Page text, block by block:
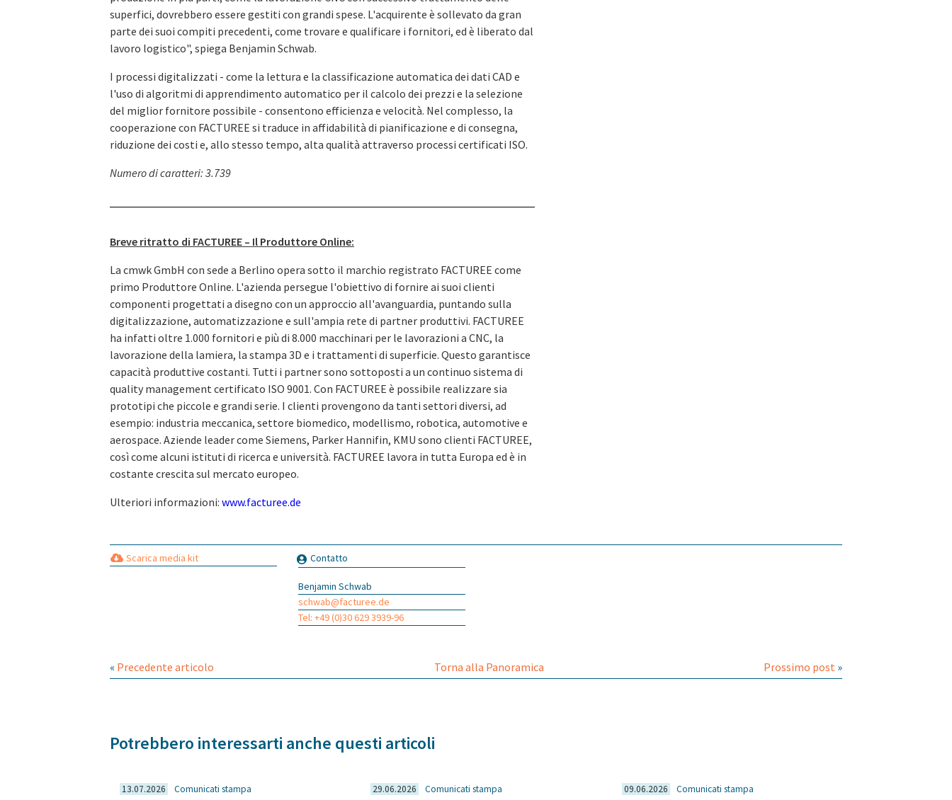
superfici, dovrebbero essere gestiti con grandi spese. L'acquirente è sollevato da gran
parte dei suoi compiti precedenti, come trovare e qualificare i fornitori, ed è liberato dal
lavoro logistico", spiega Benjamin Schwab.
I processi digitalizzati - come la lettura e la classificazione automatica dei dati CAD e
l'uso di algoritmi di apprendimento automatico per il calcolo dei prezzi e la selezione
del miglior fornitore possibile - consentono efficienza e velocità. Nel complesso, la
cooperazione con FACTUREE si traduce in affidabilità di pianificazione e di consegna,
riduzione dei costi e, allo stesso tempo, alta qualità attraverso processi certificati ISO.
Numero di caratteri: 3.739
Breve ritratto di FACTUREE – Il Produttore Online:
La cmwk GmbH con sede a Berlino opera sotto il marchio registrato FACTUREE come
primo Produttore Online. L'azienda persegue l'obiettivo di fornire ai suoi clienti
componenti progettati a disegno con un approccio all'avanguardia, puntando sulla
digitalizzazione, automatizzazione e sull'ampia rete di partner produttivi. FACTUREE
ha infatti oltre 1.000 fornitori e più di 8.000 macchinari per le lavorazioni a CNC, la
lavorazione della lamiera, la stampa 3D e i trattamenti di superficie. Questo garantisce
capacità produttive costanti. Tutti i partner sono sottoposti a un continuo sistema di
quality management certificato ISO 9001. Con FACTUREE è possibile realizzare sia
prototipi che piccole e grandi serie. I clienti provengono da tanti settori diversi, ad
esempio: industria meccanica, settore biomedico, modellismo, robotica, automotive e
aerospace. Aziende leader come Siemens, Parker Hannifin, KMU sono clienti FACTUREE,
così come alcuni istituti di ricerca e università. FACTUREE lavora in tutta Europa ed è in
costante crescita sul mercato europeo.
Ulteriori informazioni: www.facturee.de
Scarica media kit Contatto
Benjamin Schwab
schwab@facturee.de
Tel: +49 (0)30 629 3939-96
« Precedente articolo Torna alla Panoramica Prossimo post »
Potrebbero interessarti anche questi articoli
13.07.2026 Comunicati stampa 29.06.2026 Comunicati stampa 09.06.2026 Comunicati stampa